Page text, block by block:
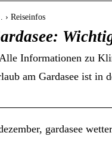
› Reiseinfos
Informationen zu
am Gardasee ist in
gardasee